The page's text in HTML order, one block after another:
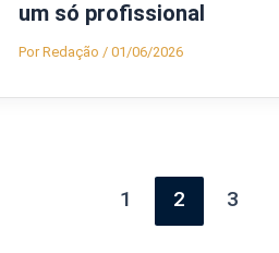
um só profissional
PorRedação / 01/06/2026
1 2 3